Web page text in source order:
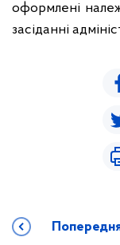
оформлені
засіданні